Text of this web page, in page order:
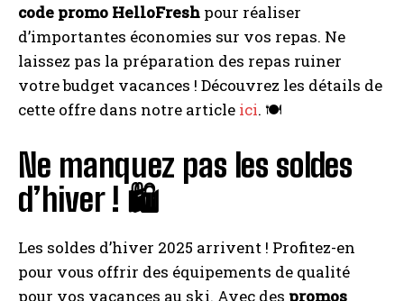
code promo HelloFresh pour réaliser
d’importantes économies sur vos repas. Ne
laissez pas la préparation des repas ruiner
votre budget vacances ! Découvrez les détails de
cette offre dans notre article ici. 🍽️
Ne manquez pas les soldes
d’hiver ! 🛍️
Les soldes d’hiver 2025 arrivent ! Profitez-en
pour vous offrir des équipements de qualité
pour vos vacances au ski. Avec des promos